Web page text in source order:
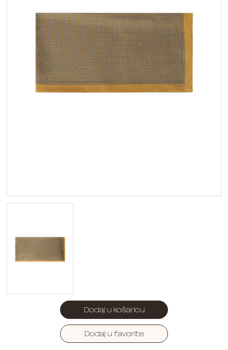
Dodaj u košaricu
Dodaj u favorite